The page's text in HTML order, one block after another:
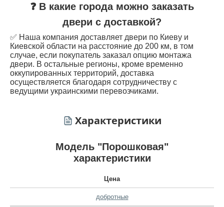
❓ В какие города можно заказать
двери с доставкой?
✅ Наша компания доставляет двери по Киеву и
Киевской области на расстояние до 200 км, в том
случае, если покупатель заказал опцию монтажа
двери. В остальные регионы, кроме временно
оккупированных территорий, доставка
осуществляется благодаря сотрудничеству с
ведущими украинскими перевозчиками.
Характеристики
Модель "Порошковая"
характеристики
Цена
добротные